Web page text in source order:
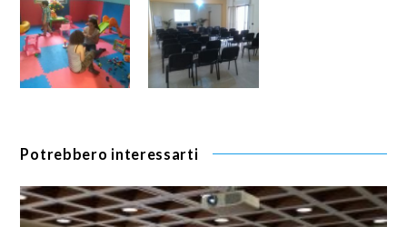
Potrebbero interessarti